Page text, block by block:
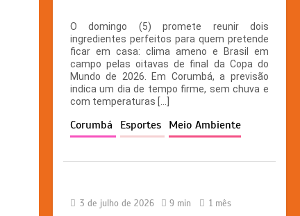
O domingo (5) promete reunir dois
ingredientes perfeitos para quem pretende
ficar em casa: clima ameno e Brasil em
campo pelas oitavas de final da Copa do
Mundo de 2026. Em Corumbá, a previsão
indica um dia de tempo firme, sem chuva e
com temperaturas […]
Corumbá Esportes Meio Ambiente
3 de julho de 2026 9 min 1 mês